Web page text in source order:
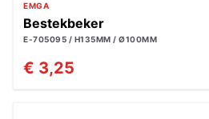
EMGA
Bestekbeker
E-705095 / H135MM / Ø100MM
€ 3,25